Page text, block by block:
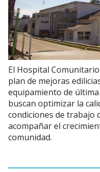
El Hospital
plan de mejoras
equipamiento de
buscan optimizar la
condiciones de trabajo
acompañar el
comunidad.